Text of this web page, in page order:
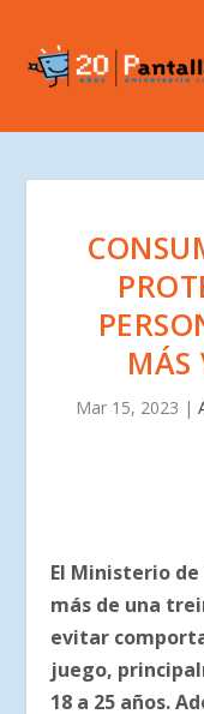
MÁS
Mar 15, 2023 |
El Ministerio
más de una
evitar
juego,
18 a 25 años.